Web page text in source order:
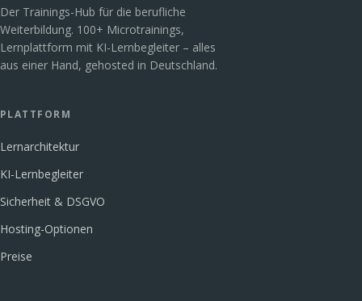
Der Trainings-Hub für die berufliche
Weiterbildung. 100+ Microtrainings,
Lernplattform mit KI-Lernbegleiter – alles
aus einer Hand, gehosted in Deutschland.
PLATTFORM
Lernarchitektur
KI-Lernbegleiter
Sicherheit & DSGVO
Hosting-Optionen
Preise